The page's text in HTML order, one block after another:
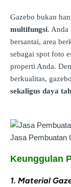
Gazebo bukan
multifungsi. Anda
bersantai, area
sebagai spot foto
properti Anda.
berkualitas,
sekaligus daya
Jasa Pembuatan
Keunggulan
1. Material